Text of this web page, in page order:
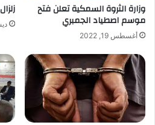
ر
و
ن
وزارة الثروة السمكية تعلن فتح
موسم اصطياد الجمبري
أغسطس 19, 2022